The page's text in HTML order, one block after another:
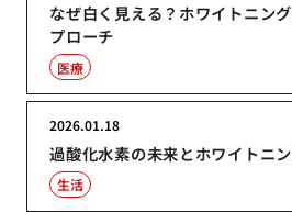
なぜ白く見える？ホワイトニン
プローチ
医療
過酸化水素の未来とホワイトニ
2026.01.18
生活